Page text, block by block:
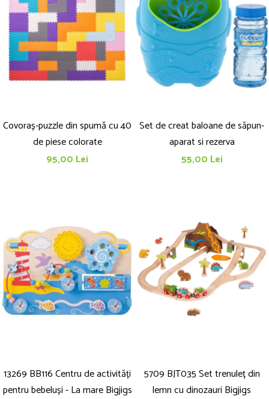
Covoraș-puzzle din spumă cu 40
de piese colorate
95,00 Lei
Set de creat baloane de săpun-
aparat si rezerva
55,00 Lei
13269 BB116 Centru de activități
pentru bebeluși - La mare Bigjigs
5709 BJT035 Set trenuleț din
lemn cu dinozauri Bigjigs